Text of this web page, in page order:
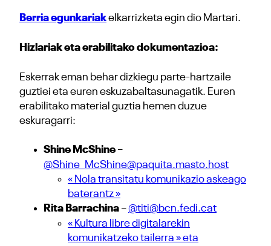
Berria egunkariakelkarrizketa egin dio Martari.
Hizlariak eta erabilitako dokumentazioa:
Eskerrak eman behar dizkiegu parte-hartzaile
guztiei eta euren eskuzabaltasunagatik. Euren
erabilitako material guztia hemen duzue
eskuragarri:
Shine McShine –
@Shine_McShine@paquita.masto.host
« Nola transitatu komunikazio askeago
baterantz »
Rita Barrachina –@titi@bcn.fedi.cat
« Kultura libre digitalarekin
komunikatzeko tailerra » eta